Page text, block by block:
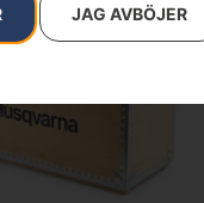
JAG AVBÖJER